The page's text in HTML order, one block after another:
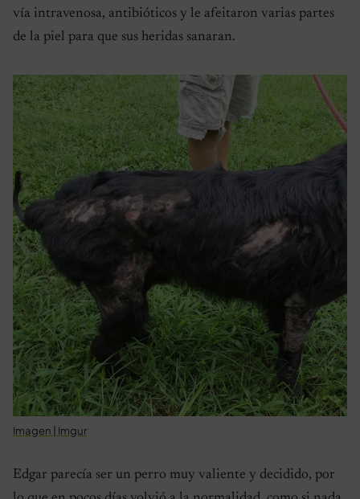
vía intravenosa, antibióticos y le afeitaron varias partes
de la piel para que sus heridas sanaran.
Imagen | Imgur
Edgar parecía ser un perro muy valiente y decidido, por